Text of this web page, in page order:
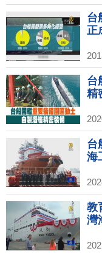
台
正
台
精
台
海
教
灣